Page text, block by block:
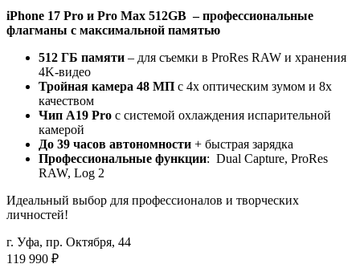
iPhone 17 Pro и Pro Max 512GB – профессиональные
флагманы с максимальной памятью
512 ГБ памяти – для съемки в ProRes RAW и хранения
4K-видео
Тройная камера 48 МП с 4x оптическим зумом и 8x
качеством
Чип A19 Pro с системой охлаждения испарительной
камерой
До 39 часов автономности + быстрая зарядка
Профессиональные функции: Dual Capture, ProRes
RAW, Log 2
Идеальный выбор для профессионалов и творческих
личностей!
г. Уфа, пр. Октября, 44
119 990 ₽